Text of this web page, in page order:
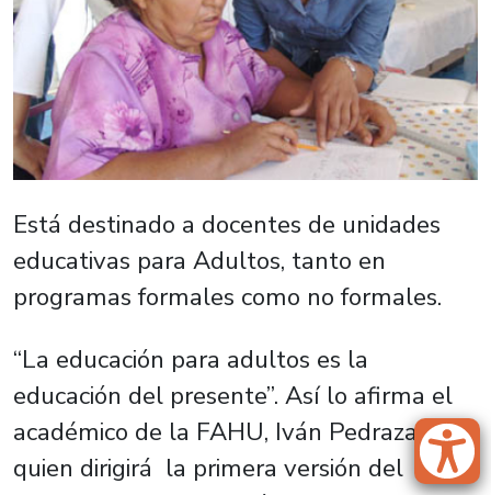
Está destinado a docentes de unidades
educativas para Adultos, tanto en
programas formales como no formales.
“La educación para adultos es la
educación del presente”. Así lo afirma el
académico de la FAHU, Iván Pedraza,
quien dirigirá la primera versión del